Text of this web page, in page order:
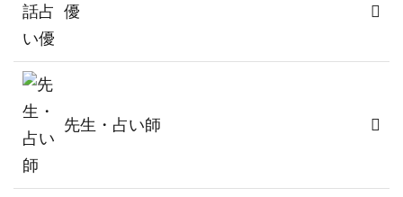
優
先生・占い師